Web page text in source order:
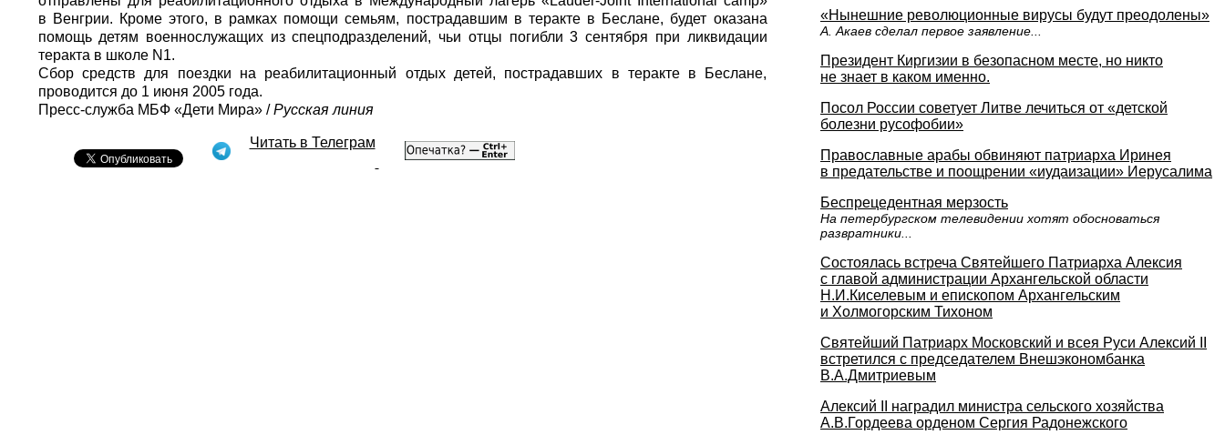
в Венгрии. Кроме этого, в рамках помощи семьям, пострадавшим в теракте в Беслане, будет оказана
помощь детям военнослужащих из спецподразделений, чьи отцы погибли 3 сентября при ликвидации
теракта в школе N1.
Сбор средств для поездки на реабилитационный отдых детей, пострадавших в теракте в Беслане,
проводится до 1 июня 2005 года.
Пресс-служба МБФ «Дети Мира» /Русская линия
Читать в Телеграм
«Нынешние революционные вирусы будут преодолены»
А. Акаев сделал первое заявление...
Президент Киргизии в безопасном месте, но никто
не знает в каком именно.
Посол России советует Литве лечиться от «детской
болезни русофобии»
Православные арабы обвиняют патриарха Иринея
в предательстве и поощрении «иудаизации» Иерусалима
Беспрецедентная мерзость
На петербургском телевидении хотят обосноваться
развратники...
Состоялась встреча Святейшего Патриарха Алексия
с главой администрации Архангельской области
Н.И.Киселевым и епископом Архангельским
и Холмогорским Тихоном
Святейший Патриарх Московский и всея Руси Алексий II
встретился с председателем Внешэкономбанка
В.А.Дмитриевым
Алексий II наградил министра сельского хозяйства
А.В.Гордеева орденом Сергия Радонежского